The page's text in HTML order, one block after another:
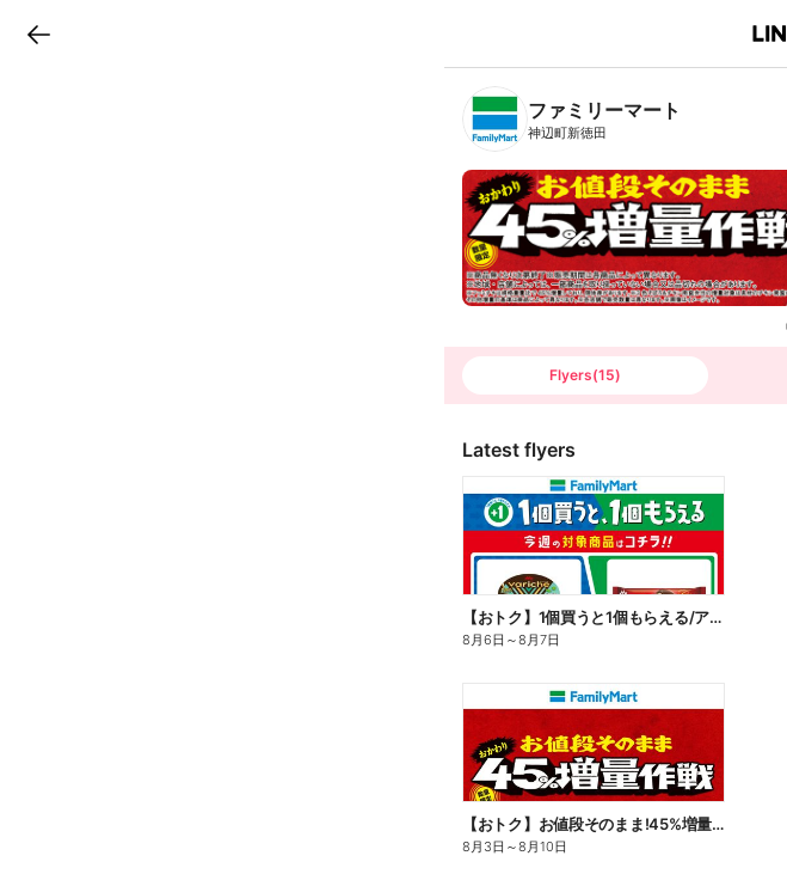
B
n
T
ファミリーマート
神辺町新徳田
Flyers(15)
Latest flyers
【おトク】1個買うと1個もらえる/アイス
8月6日 ～8月7日
【おトク】お値段そのまま!45%増量作戦!
8月3日 ～8月10日